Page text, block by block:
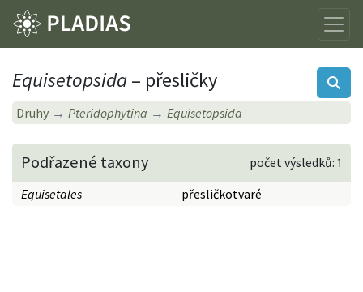
Equisetopsida– přesličky
Druhy Pteridophytina Equisetopsida
Podřazené taxony
počet výsledků: 1
Equisetales
přesličkotvaré